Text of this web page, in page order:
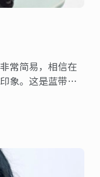
常简易，相信在
象。这是蓝带主